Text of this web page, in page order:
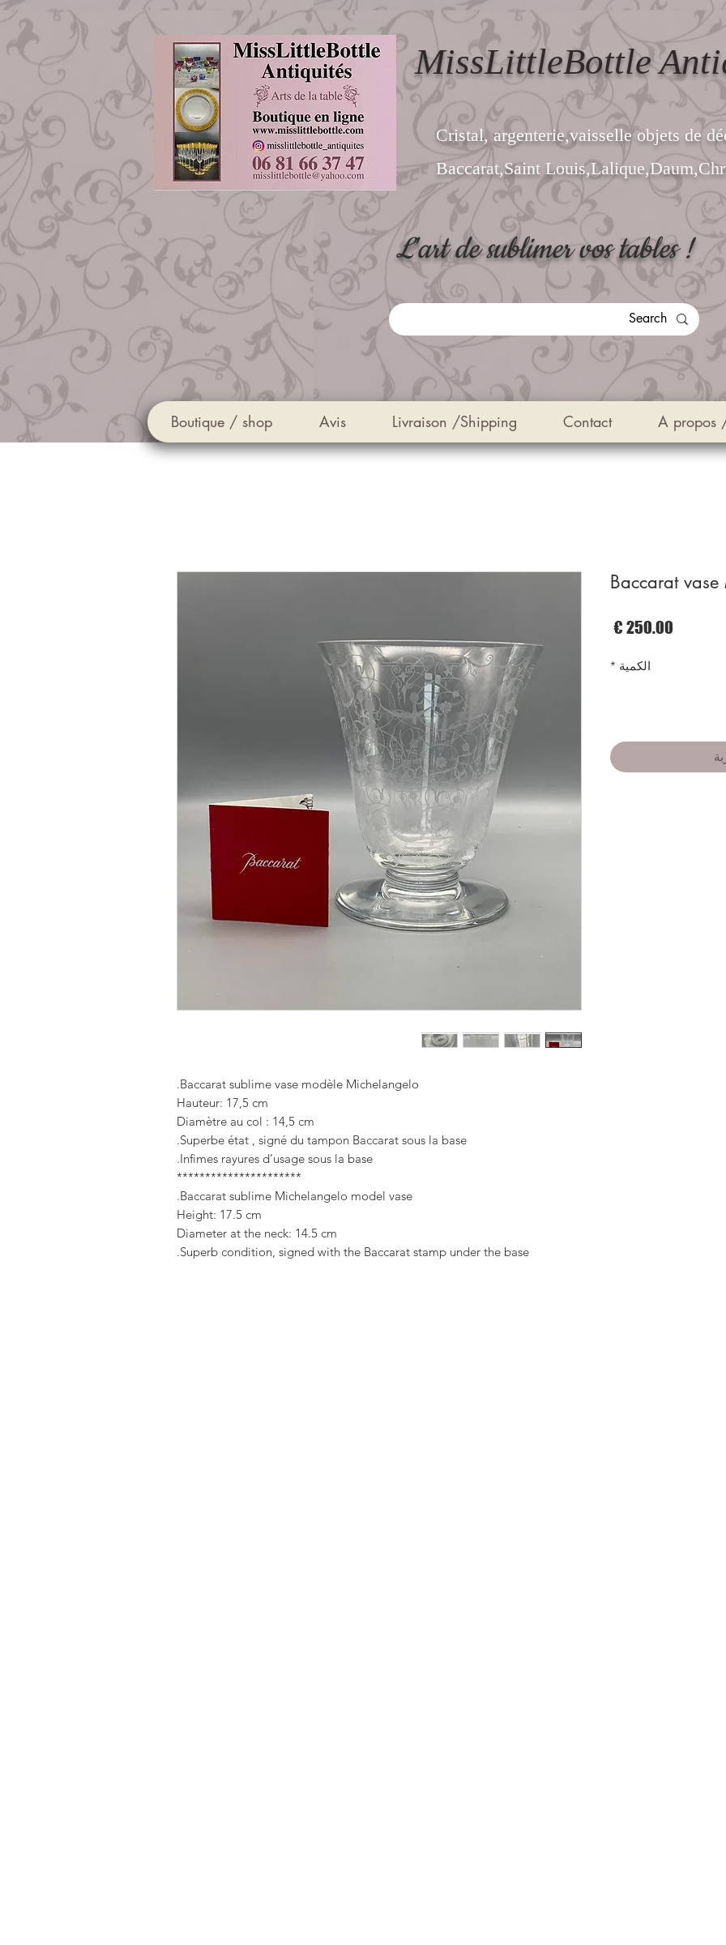
MissLittleBottle
Cristal, argenterie,vaisselle objets de
Baccarat,Saint
L'art de sublimer vos tables !
Boutique / shop Avis Livraison /Shipping Contact A propos
Baccarat sublime vase modèle Michelangelo.
Hauteur: 17,5 cm
Diamètre au col : 14,5 cm
Superbe état , signé du tampon Baccarat sous la base.
Infimes rayures d’usage sous la base.
**********************
Baccarat sublime Michelangelo model vase.
Height: 17.5 cm
Diameter at the neck: 14.5 cm
Superb condition, signed with the Baccarat stamp under the base.
Baccarat
السعر
الكمية *